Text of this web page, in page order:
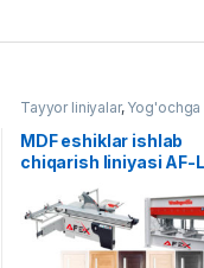
Tayyor liniyalar, Yog'ochga
ishlov berish
MDF eshiklar ishlab
chiqarish liniyasi AF-